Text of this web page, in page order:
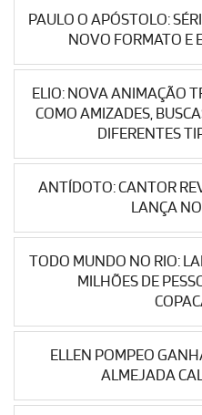
PAULO O APÓSTOLO:
NOVO FORMATO E
ELIO: NOVA ANIMAÇÃO
COMO AMIZADES,
DIFERENTES
ANTÍDOTO: CANTOR
LANÇA
TODO MUNDO NO RIO:
MILHÕES DE
ELLEN POMPEO
ALMEJADA